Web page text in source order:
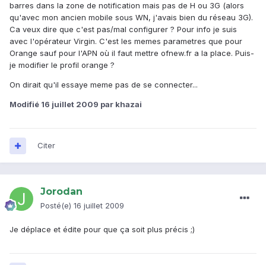
barres dans la zone de notification mais pas de H ou 3G (alors
qu'avec mon ancien mobile sous WN, j'avais bien du réseau 3G).
Ca veux dire que c'est pas/mal configurer ? Pour info je suis
avec l'opérateur Virgin. C'est les memes parametres que pour
Orange sauf pour l'APN où il faut mettre ofnew.fr a la place. Puis-
je modifier le profil orange ?
On dirait qu'il essaye meme pas de se connecter...
Modifié 16 juillet 2009 par khazai
Citer
Jorodan
Posté(e) 16 juillet 2009
Je déplace et édite pour que ça soit plus précis ;)